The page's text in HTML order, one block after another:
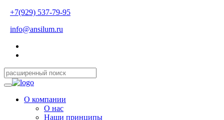
+7(929) 537-79-95
info@ansilum.ru
О компании
О нас
Наши принципы